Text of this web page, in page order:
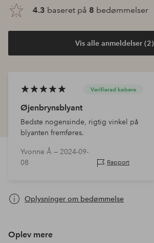
4.3 baseret på 8 bedømmelser
Vis alle anmeldelser (2)
Verifierad købere
Øjenbrynsblyant
Bedste nogensinde, rigtig vinkel på
blyanten fremføres.
Yvonne Å — 2024-09-
08
Rapport
Oplysninger om bedømmelse
Oplev mere